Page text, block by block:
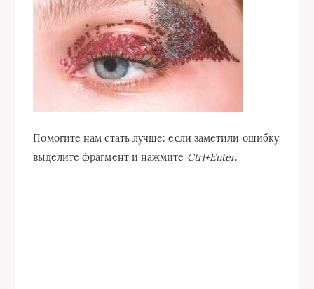
Помогите нам стать лучше: если заметили ошибку
выделите фрагмент и нажмите Ctrl+Enter.